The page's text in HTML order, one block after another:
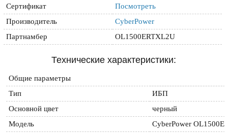
Сертификат
Посмотреть
Производитель
CyberPower
Партнамбер
OL1500ERTXL2U
Технические характеристики:
Общие параметры
Тип
ИБП
Основной цвет
черный
Модель
CyberPower